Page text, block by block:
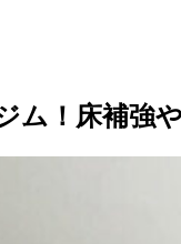
ム！床補強